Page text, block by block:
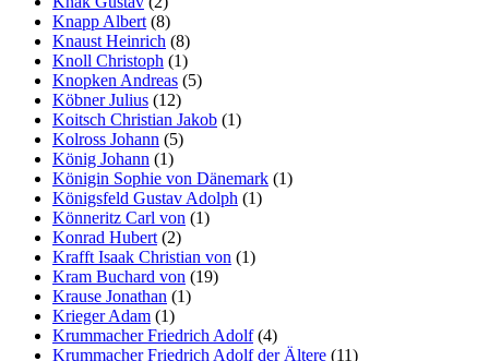
Knapp Albert (8)
Knaust Heinrich (8)
Knoll Christoph (1)
Knopken Andreas (5)
Köbner Julius (12)
Koitsch Christian Jakob (1)
Kolross Johann (5)
König Johann (1)
Königin Sophie von Dänemark (1)
Königsfeld Gustav Adolph (1)
Könneritz Carl von (1)
Konrad Hubert (2)
Krafft Isaak Christian von (1)
Kram Buchard von (19)
Krause Jonathan (1)
Krieger Adam (1)
Krummacher Friedrich Adolf(4)
Krummacher Friedrich Adolf der Ältere (11)